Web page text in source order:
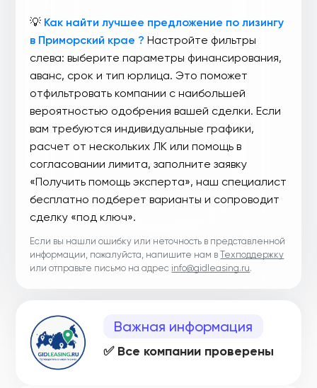
💡 Как найти лучшее предложение по лизингу
в Приморский крае ? Настройте фильтры
слева: выберите параметры финансирования,
аванс, срок и тип юрлица. Это поможет
отфильтровать компании с наибольшей
вероятностью одобрения вашей сделки. Если
вам требуются индивидуальные графики,
расчет от нескольких ЛК или помощь в
согласовании лимита, заполните заявку
«Получить помощь эксперта», наш специалист
бесплатно подберет варианты и сопроводит
сделку «под ключ».
Если вы нашли ошибку или неточность в представленной
информации, пожалуйста, напишите нам вТехподдержку
или отправьте письмо на адрес info@gidleasing.ru.
Важная информация
✅ Все компании проверены